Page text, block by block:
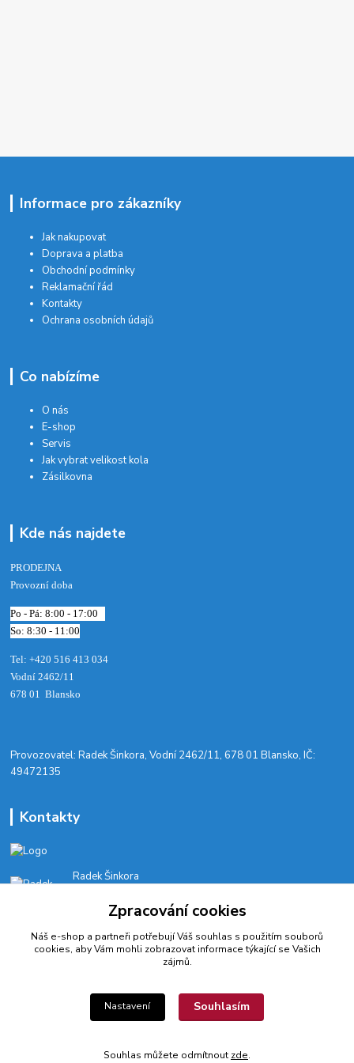
Informace pro zákazníky
Jak nakupovat
Doprava a platba
Obchodní podmínky
Reklamační řád
Kontakty
Ochrana osobních údajů
Co nabízíme
O nás
E-shop
Servis
Jak vybrat velikost kola
Zásilkovna
Kde nás najdete
PRODEJNA
Provozní doba
Po - Pá: 8:00 - 17:00
So: 8:30 - 11:00
Tel: +420 516 413 034‬
Vodní 2462/11
678 01 Blansko
​Provozovatel: Radek Šinkora, Vodní 2462/11, 678 01 Blansko, IČ:
49472135
Kontakty
Radek Šinkora
E-SHOP: Po-Pá, 8-17 hod.
cyklobikesport@seznam.cz
© 2022 CykloBikeSport ||| Created by webfotografika.cz
Zpracování cookies
Náš e-shop a partneři potřebují Váš souhlas s použitím souborů
cookies, aby Vám mohli zobrazovat informace týkající se Vašich
zájmů.
Nastavení Souhlasím
Souhlas můžete odmítnout zde.